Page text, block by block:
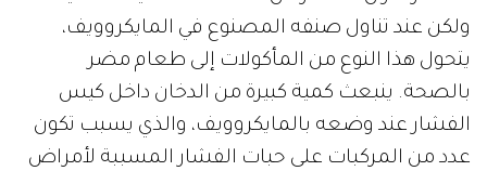
ولكن عند تناول صنفه المصنوع في المايكروويف،
يتحول هذا النوع من المأكولات إلى طعام مضر
بالصحة. ينبعث كمية كبيرة من الدخان داخل كيس
الفشار عند وضعه بالمايكروويف، والذي يسبب تكون
عدد من المركبات على حبات الفشار المسببة لأمراض